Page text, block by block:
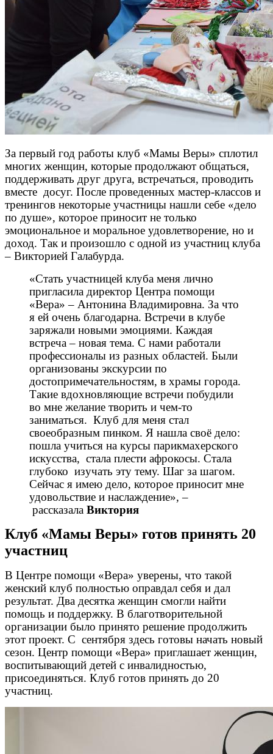
За первый год работы клуб «Мамы Веры» сплотил
многих женщин, которые продолжают общаться,
поддерживать друг друга, встречаться, проводить
вместе досуг. После проведенных мастер-классов и
тренингов некоторые участницы нашли себе «дело
по душе», которое приносит не только
эмоциональное и моральное удовлетворение, но и
доход. Так и произошло с одной из участниц клуба
– Викторией Галабурда.
«Стать участницей клуба меня лично
пригласила директор Центра помощи
«Вера» – Антонина Владимировна. За что
я ей очень благодарна. Встречи в клубе
заряжали новыми эмоциями. Каждая
встреча – новая тема. С нами работали
профессионалы из разных областей. Были
организованы экскурсии по
достопримечательностям, в храмы города.
Такие вдохновляющие встречи побудили
во мне желание творить и чем-то
заниматься. Клуб для меня стал
своеобразным пинком. Я нашла своё дело:
пошла учиться на курсы парикмахерского
искусства, стала плести афрокосы. Стала
глубоко изучать эту тему. Шаг за шагом.
Сейчас я имею дело, которое приносит мне
удовольствие и наслаждение», –
рассказала Виктория
Клуб «Мамы Веры» готов принять 20
участниц
В Центре помощи «Вера» уверены, что такой
женский клуб полностью оправдал себя и дал
результат. Два десятка женщин смогли найти
помощь и поддержку. В благотворительной
организации было принято решение продолжить
этот проект. С сентября здесь готовы начать новый
сезон. Центр помощи «Вера» приглашает женщин,
воспитывающий детей с инвалидностью,
присоединяться. Клуб готов принять до 20
участниц.